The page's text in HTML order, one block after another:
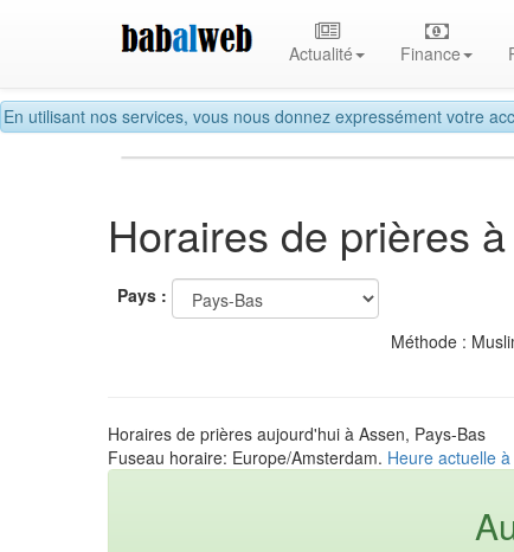
En utilisant nos services, vous nous donnez expressément votre
Actualité Finance
Horaires de prières
Pays :
Méthode :
Horaires de prières aujourd'hui à Assen, Pays-Bas
Fuseau horaire: Europe/Amsterdam. Heure actuelle